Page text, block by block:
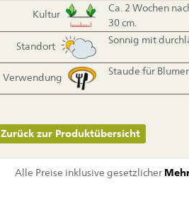
Kultur
Ca. 2 Wochen
30 cm.
Standort
Sonnig mit
Verwendung
Staude für
Zurück zur Produktübersicht
Alle Preise inklusive gesetzlicher